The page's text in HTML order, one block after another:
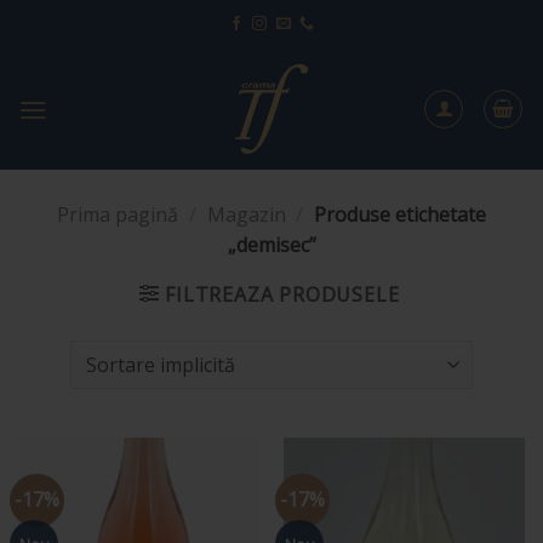
Prima pagină Magazin
Produse etichetate
„demisec”
FILTREAZA PRODUSELE
-17% -17%